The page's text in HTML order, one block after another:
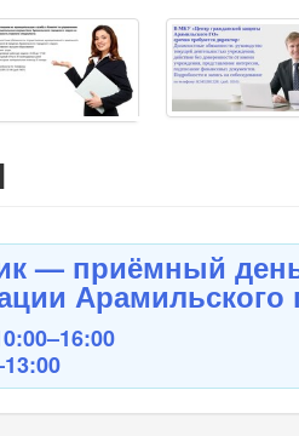
— приёмный
Арамильского